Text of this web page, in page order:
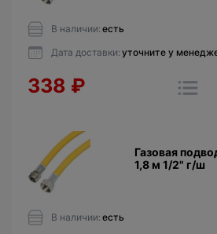
В наличии: есть
Дата доставки: уточните у
338 ₽
Газовая
1,8 м 1/2" г/ш
В наличии: есть